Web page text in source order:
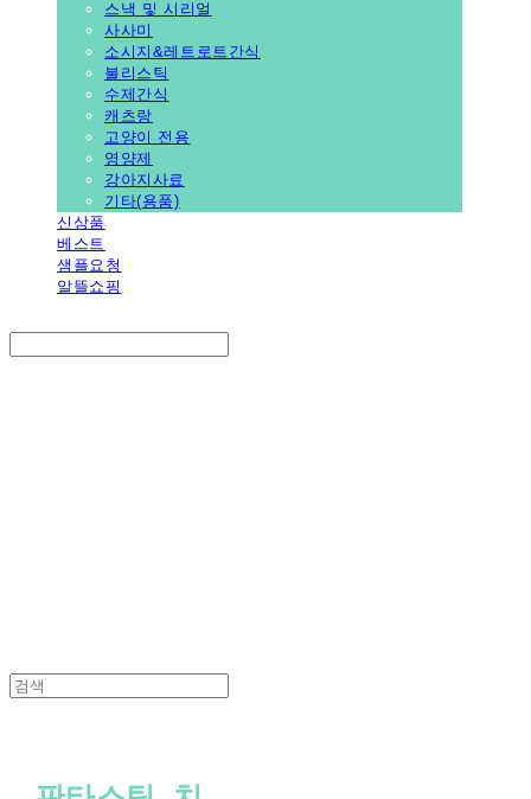
스낵 및 시리얼
사사미
소시지&레트로트간식
불리스틱
수제간식
캐츠랑
고양이 전용
영양제
강아지사료
기타(용품)
신상품
베스트
샘플요청
알뜰쇼핑